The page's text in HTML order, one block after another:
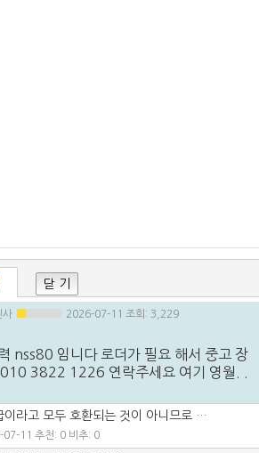
닫 기
사 2026-07-11 조회: 3,229
nss80 임니다 로더가 필요 해서 중고 장
3822 1226 연락주세요 여기 영월. .
포함됐는지 확인하시고, 영월·제천 지역 대동대리점이나 로더 전문 장착점에 문의해 보시는 것이 안전합니다. 장착 전 앞차축 유격·타이어 상태와 유압 누유도 함께 점검하고, 임의 용접 개조보다는 해당 기종용 브래킷을 사용하시기 바랍니다. 공개 게시판의 전화번호 노출은 개인정보 보호를 위해 주의하시는 것이 좋습니다.
07-11 추천: 0 비추: 0